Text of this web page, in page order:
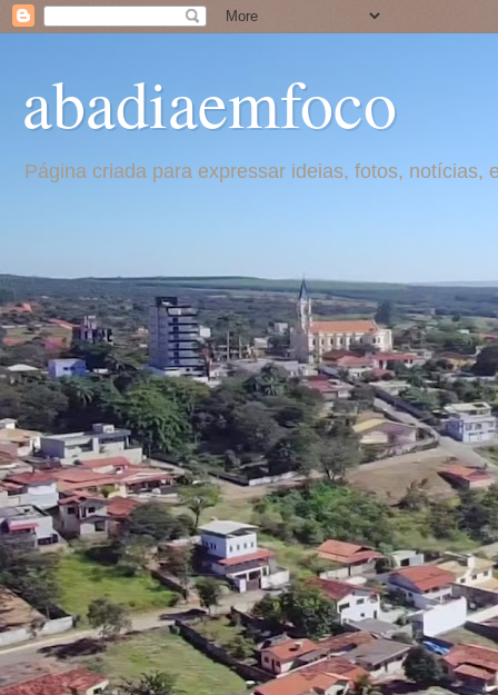
abadiaemfoco
Página criada para expressar ideias, fotos,